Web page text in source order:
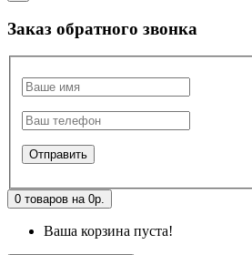
Заказ обратного звонка
0 товаров на 0р.
Ваша корзина пуста!